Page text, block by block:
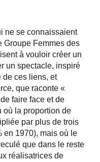
ne se connaissaient
Groupe Femmes des
à vouloir créer un
un spectacle, inspiré
de ces liens, et
que raconte «
faire face et de
où la proportion de
par plus de trois
en 1970), mais où le
que dans le reste
réalisatrices de